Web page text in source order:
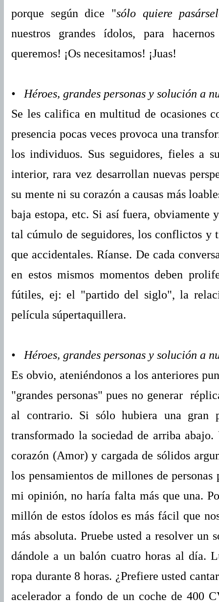
porque según dice "sólo quiere
nuestros grandes ídolos, para
queremos! ¡Os necesitamos! ¡Juas!
• Héroes, grandes personas y solución a
Se les califica en multitud de ocasiones
presencia pocas veces provoca una
los individuos. Sus seguidores, fieles a
interior, rara vez desarrollan nuevas
su mente ni su corazón a causas más
baja estopa, etc. Si así fuera, obviamente
tal cúmulo de seguidores, los conflictos y
que accidentales. Ríanse. De cada
en estos mismos momentos deben
fútiles, ej: el "partido del siglo", la
película súpertaquillera.
• Héroes, grandes personas y solución a
Es obvio, ateniéndonos a los anteriores
"grandes personas" pues no generar
al contrario. Si sólo hubiera una gran
transformado la sociedad de arriba
corazón (Amor) y cargada de sólidos
los pensamientos de millones de
mi opinión, no haría falta más que una.
millón de estos ídolos es más fácil que
más absoluta. Pruebe usted a resolver
dándole a un balón cuatro horas al día.
ropa durante 8 horas. ¿Prefiere usted
acelerador a fondo de un coche de 400